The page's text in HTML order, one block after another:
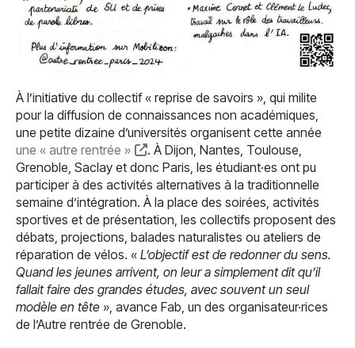
À l’initiative du collectif « reprise de savoirs », qui milite
pour la diffusion de connaissances non académiques,
une petite dizaine d’universités organisent cette année
une « autre rentrée »
. À Dijon, Nantes, Toulouse,
Grenoble, Saclay et donc Paris, les étudiant·es ont pu
participer à des activités alternatives à la traditionnelle
semaine d’intégration. À la place des soirées, activités
sportives et de présentation, les collectifs proposent des
débats, projections, balades naturalistes ou ateliers de
réparation de vélos. « L’objectif est de redonner du sens.
Quand les jeunes arrivent, on leur a simplement dit qu’il
fallait faire des grandes études, avec souvent un seul
modèle en tête », avance Fab, un des organisateur·rices
de l’Autre rentrée de Grenoble.